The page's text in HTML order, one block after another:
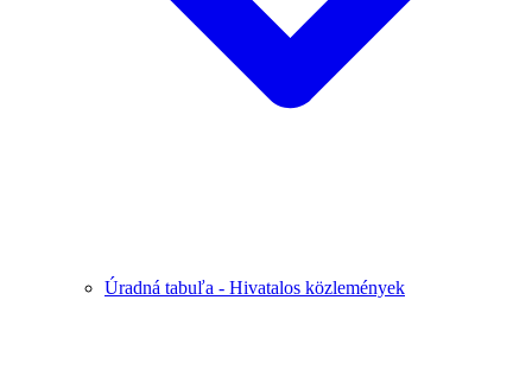
Úradná tabuľa - Hivatalos közlemények